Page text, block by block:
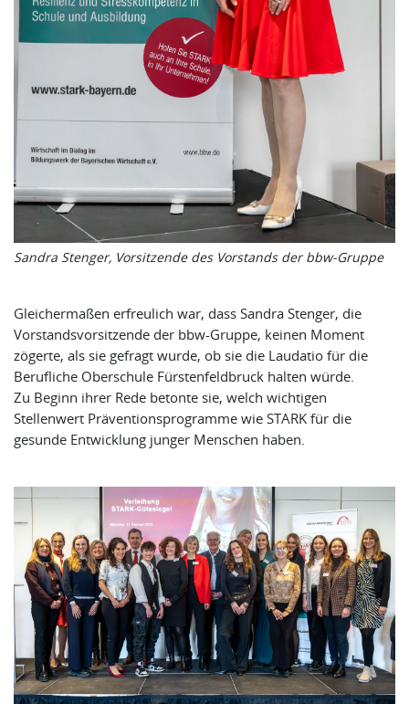
Sandra Stenger, Vorsitzende des Vorstands der bbw-Gruppe
Gleichermaßen erfreulich war, dass Sandra Stenger, die
Vorstandsvorsitzende der bbw-Gruppe, keinen Moment
zögerte, als sie gefragt wurde, ob sie die Laudatio für die
Berufliche Oberschule Fürstenfeldbruck halten würde.
Zu Beginn ihrer Rede betonte sie, welch wichtigen
Stellenwert Präventionsprogramme wie STARK für die
gesunde Entwicklung junger Menschen haben.